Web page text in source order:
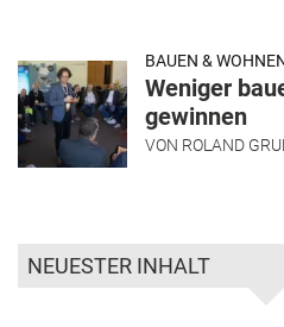
BAUEN &
Weniger
gewinnen
VON ROLAND
NEUESTER INHALT